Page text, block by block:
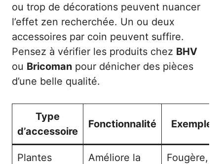
ou trop de décorations peuvent nuancer
l’effet zen recherchée. Un ou deux
accessoires par coin peuvent suffire.
Pensez à vérifier les produits chez BHV
ou Bricoman pour dénicher des pièces
d’une belle qualité.
Type
d’accessoire
Fonctionnalité Exemples
Plantes
Améliore la
Fougère,